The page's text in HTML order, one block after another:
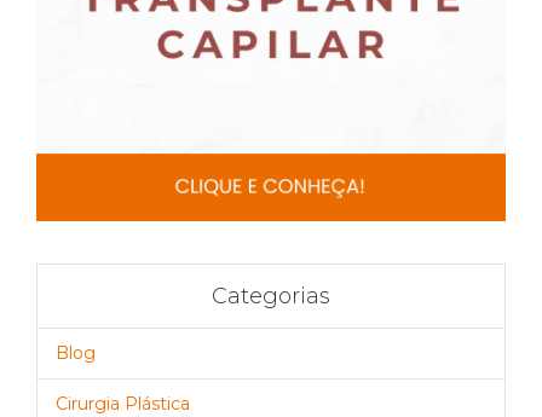
Categorias
Blog
Cirurgia Plástica